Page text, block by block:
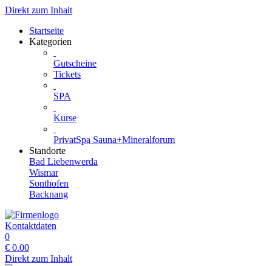
Direkt zum Inhalt
Startseite
Kategorien
Gutscheine
Tickets
SPA
Kurse
PrivatSpa Sauna+Mineralforum
Standorte
Bad Liebenwerda
Wismar
Sonthofen
Backnang
Kontaktdaten
0
€ 0.00
Direkt zum Inhalt